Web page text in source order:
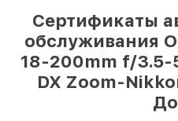
Сертификаты
обслуживания
18-200mm f/3.5-
DX Zoom-